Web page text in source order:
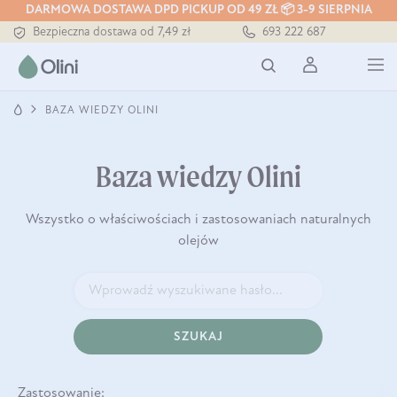
DARMOWA DOSTAWA DPD PICKUP OD 49 ZŁ 📦 3-9 SIERPNIA
Bezpieczna dostawa od 7,49 zł
Darmowa dostawa od 199 zł
Tłoczony zawsze na zimno
693 222 687
BAZA WIEDZY OLINI
Baza wiedzy Olini
Wszystko o właściwościach i zastosowaniach naturalnych
olejów
SZUKAJ
Zastosowanie: